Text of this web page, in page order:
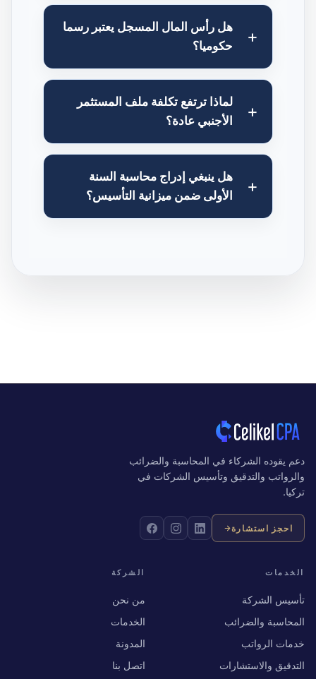
هل رأس المال المسجل يعتبر رسما
حكوميا؟
لماذا ترتفع تكلفة ملف المستثمر
الأجنبي عادة؟
هل ينبغي إدراج محاسبة السنة
الأولى ضمن ميزانية التأسيس؟
دعم يقوده الشركاء في المحاسبة والضرائب
والرواتب والتدقيق وتأسيس الشركات في
تركيا.
احجز استشارة
الخدمات
تأسيس الشركة
المحاسبة والضرائب
خدمات الرواتب
التدقيق والاستشارات
الشركة
من نحن
الخدمات
المدونة
اتصل بنا